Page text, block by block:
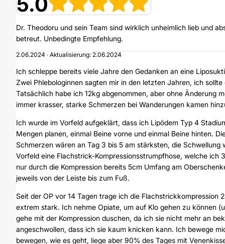
Dr. Theodoru und sein Team sind wirklich unheimlich lieb und
betreut. Unbedingte Empfehlung.
2.06.2024 · Aktualisierung: 2.06.2024
Ich schleppe bereits viele Jahre den Gedanken an eine
Zwei Phlebologinnen sagten mir in den letzten Jahren, ich
Tatsächlich habe ich 12kg abgenommen, aber ohne Änderung
immer krasser, starke Schmerzen bei Wanderungen kamen
Ich wurde im Vorfeld aufgeklärt, dass ich Lipödem Typ 4
Mengen planen, einmal Beine vorne und einmal Beine hinten.
Schmerzen wären an Tag 3 bis 5 am stärksten, die
Vorfeld eine Flachstrick-Kompressionsstrumpfhose, welche
nur durch die Kompression bereits 5cm Umfang am
jeweils von der Leiste bis zum Fuß.
Seit der OP vor 14 Tagen trage ich die Flachstrickkompression
extrem stark. Ich nehme Opiate, um auf Klo gehen zu können
gehe mit der Kompression duschen, da ich sie nicht mehr an
angeschwollen, dass ich sie kaum knicken kann. Ich bewege
bewegen, wie es geht, liege aber 90% des Tages mit